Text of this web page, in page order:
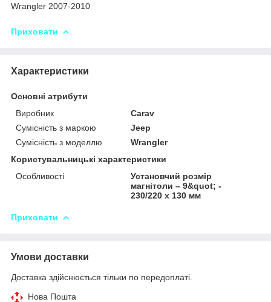
Wrangler 2007-2010
Приховати
Характеристики
Основні атрибути
Виробник
Carav
Сумісність з маркою
Jeep
Сумісність з моделлю
Wrangler
Користувальницькі характеристики
Особливості
Установчий розмір
магнітоли – 9&quot; -
230/220 x 130 мм
Приховати
Умови доставки
Доставка здійснюється тільки по передоплаті.
Нова Пошта